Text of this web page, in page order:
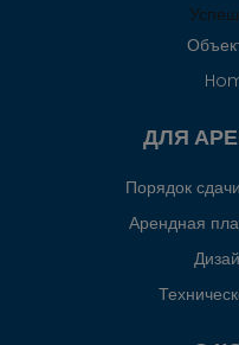
ДЛЯ
Порядок
Арендная